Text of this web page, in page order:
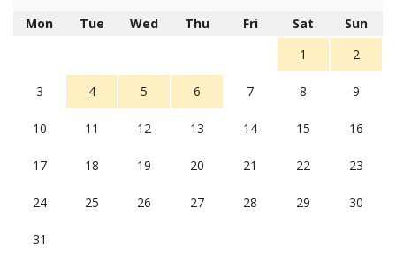
5 tahun Yang lalu
Balas
16
Mon Tue Wed Thu Fri Sat
Sun
1
2
3 4 5 6 7 8 9
10 11 12 13 14 15 16
17 18 19 20 21 22 23
24 25 26 27 28 29 30
31